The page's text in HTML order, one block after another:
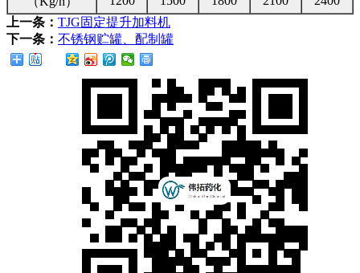
上一条： TJG固定提升加料机
下一条： 不锈钢贮罐、配制罐